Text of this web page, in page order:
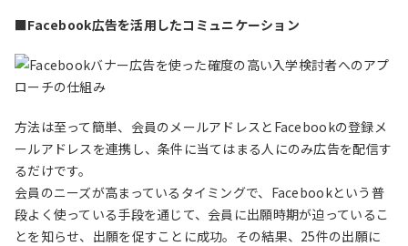
■Facebook広告を活用したコミュニケーション
方法は至って簡単、会員のメールアドレスとFacebookの登録メ
ールアドレスを連携し、条件に当てはまる人にのみ広告を配信す
るだけです。
会員のニーズが高まっているタイミングで、Facebookという普
段よく使っている手段を通じて、会員に出願時期が迫っているこ
とを知らせ、出願を促すことに成功。その結果、25件の出願に